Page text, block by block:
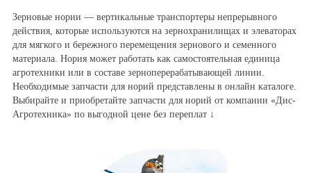
Зерновые нории — вертикальные транспортеры непрерывного
действия, которые используются на зернохранилищах и элеваторах
для мягкого и бережного перемещения зернового и семенного
материала. Нория может работать как самостоятельная единица
агротехники или в составе зерноперерабатывающей линии.
Необходимые запчасти для норий представлены в онлайн каталоге.
Выбирайте и приобретайте запчасти для норий от компании «Дис-
Агротехника» по выгодной цене без переплат ↓